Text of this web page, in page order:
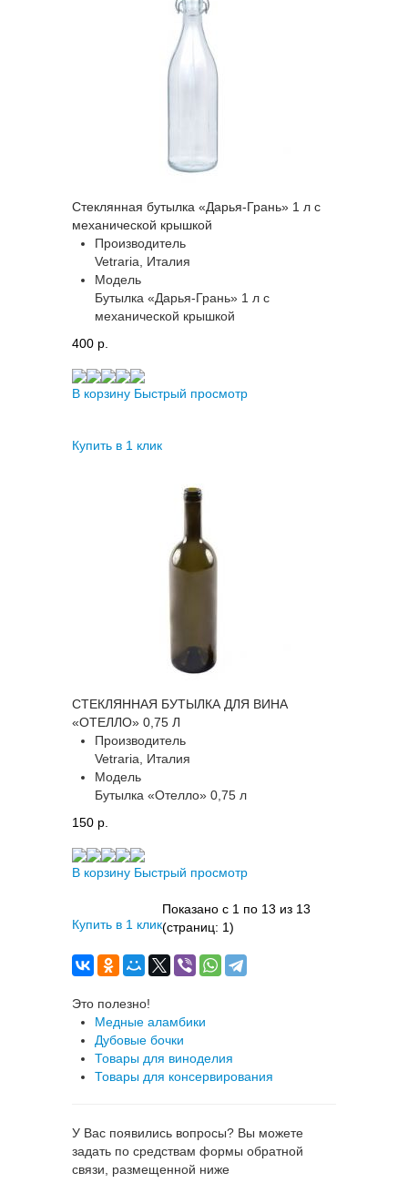
Стеклянная бутылка «Дарья-Грань» 1 л с
механической крышкой
Производитель
Vetraria, Италия
Модель
Бутылка «Дарья-Грань» 1 л с
механической крышкой
400 p.
В корзину Быстрый просмотр
Купить в 1 клик
СТЕКЛЯННАЯ БУТЫЛКА ДЛЯ ВИНА
«ОТЕЛЛО» 0,75 Л
Производитель
Vetraria, Италия
Модель
Бутылка «Отелло» 0,75 л
150 p.
В корзину Быстрый просмотр
Купить в 1 клик
Показано с 1 по 13 из 13
(страниц: 1)
Это полезно!
Медные аламбики
Дубовые бочки
Товары для виноделия
Товары для консервирования
У Вас появились вопросы? Вы можете
задать по средствам формы обратной
связи, размещенной ниже